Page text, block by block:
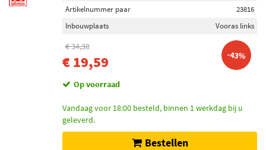
Artikelnummer paar
23816
Inbouwplaats
Vooras links
€ 34,38
€ 19,59 -43%
Op voorraad
Vandaag voor 18:00 besteld, binnen 1 werkdag bij u
geleverd.
Bestellen